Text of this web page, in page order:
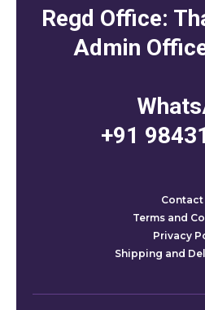
Regd Office:
Admin
+91
Contact
Terms and
Privacy
Shipping and